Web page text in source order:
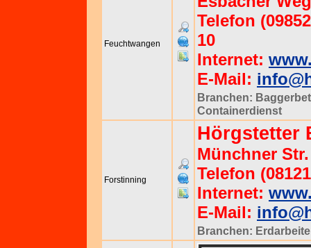
Feuchtwangen
Telefon
10
Internet:
E-Mail:
Branchen:
Containerdienst
Forstinning
Hörgstetter
Münchner
Telefon
Internet:
E-Mail:
Branchen: